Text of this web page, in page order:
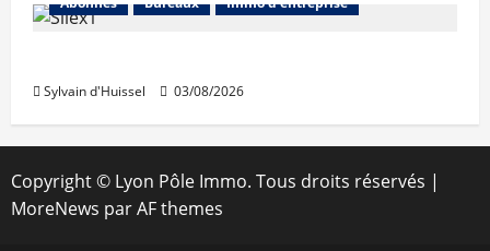
Sylvain d'Huissel 03/08/2026
Copyright © Lyon Pôle Immo. Tous droits réservés |
MoreNews par AF themes